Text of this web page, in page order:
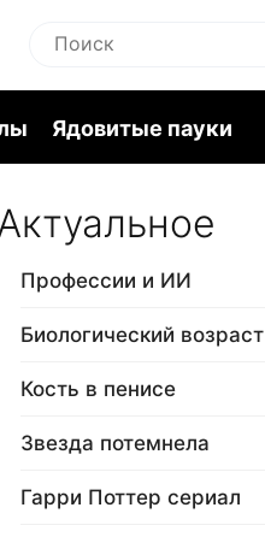
Ядовитые пауки
Профессии и ИИ
Биологический возраст
Кость в пенисе
Звезда потемнела
Гарри Поттер сериал